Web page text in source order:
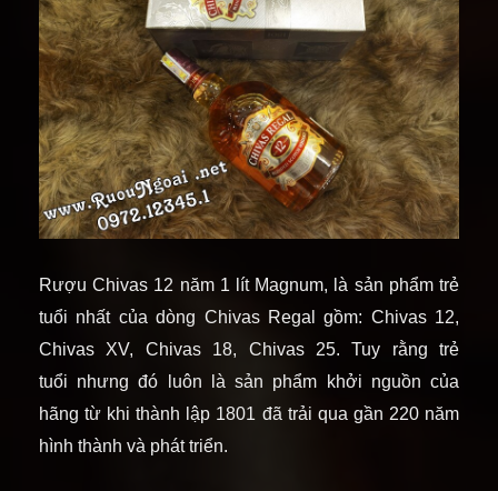
Rượu Chivas 12 năm 1 lít Magnum, là sản phẩm trẻ
tuổi nhất của dòng Chivas Regal gồm: Chivas 12,
Chivas XV, Chivas 18, Chivas 25. Tuy rằng trẻ
tuổi nhưng đó luôn là sản phẩm khởi nguồn của
hãng từ khi thành lập 1801 đã trải qua gần 220 năm
hình thành và phát triển.